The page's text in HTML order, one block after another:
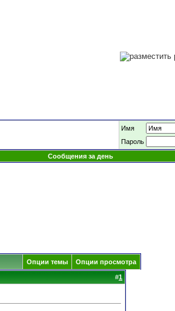
Имя
Пароль
Сообщения за день
Опции темы Опции просмотра
#1